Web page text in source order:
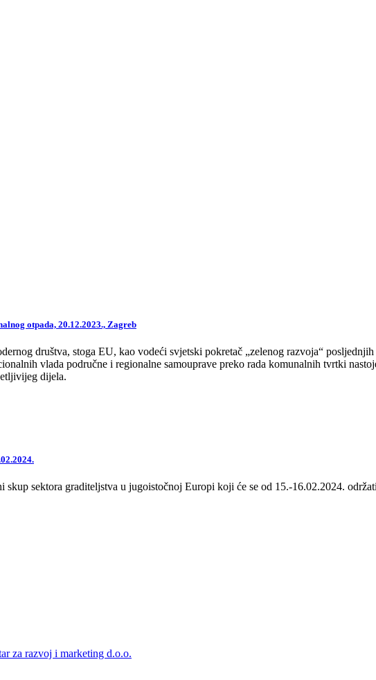
otpada, 20.12.2023., Zagreb
društva, stoga EU, kao vodeći svjetski pokretač „zelenog razvoja“
vlada područne i regionalne samouprave preko rada komunalnih tvrtki
dijela.
skup sektora graditeljstva u jugoistočnoj Europi koji će se od 15.-16.02.2024.
za razvoj i marketing d.o.o.